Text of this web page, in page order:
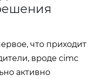
что приходит
вроде cimc
активно